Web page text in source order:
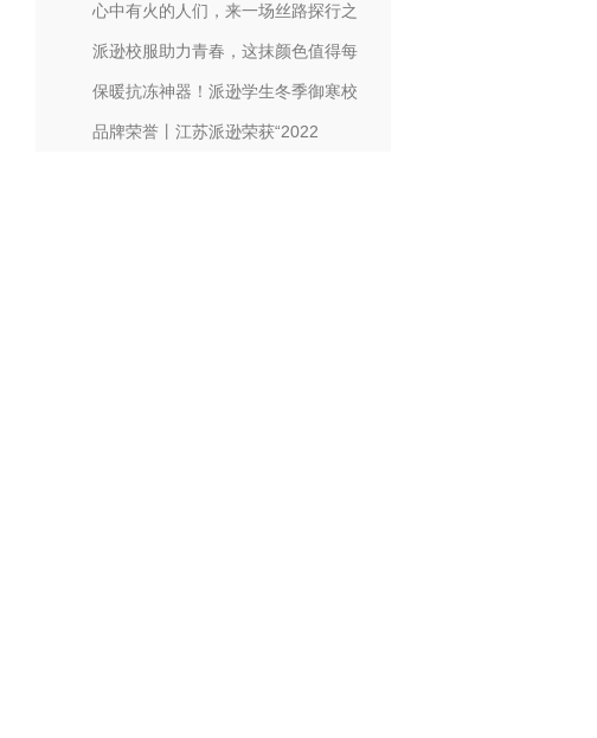
心中有火的人们，来一场丝路探行之
派逊校服助力青春，这抹颜色值得每
保暖抗冻神器！派逊学生冬季御寒校
品牌荣誉丨江苏派逊荣获“2022